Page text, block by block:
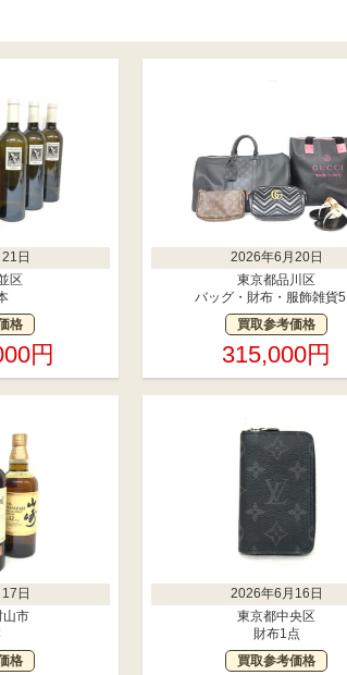
日
区
格
円
2026年6月20日
東京都品川区
バッグ・財布・服飾雑貨
買取参考価格
315,000円
日
山市
格
2026年6月16日
東京都中央区
財布1点
買取参考価格